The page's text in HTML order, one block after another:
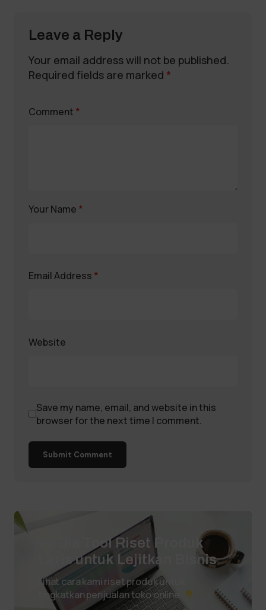
Leave a Reply
Your email address will not be published.
Required fields are marked *
Comment *
Your Name *
Email Address *
Website
Save my name, email, and website in this
browser for the next time I comment.
Submit Comment
Ini Dia Tool Riset Produk
Laris untuk Lejitkan Bisnis
Lihat cara kami riset produk untuk
tingkatkan penjualan toko online.